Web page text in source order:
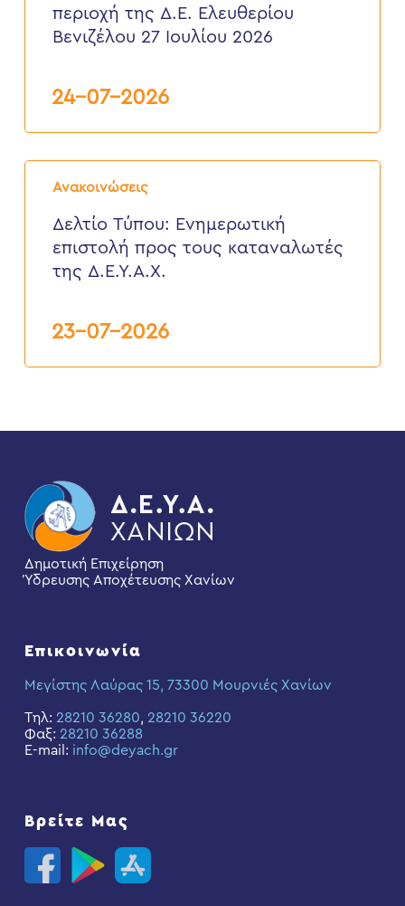
περιοχή
2026
περιοχή της Δ.Ε. Ελευθερίου
Βενιζέλου 27 Ιουλίου 2026
24-07-2026
Ανακοινώσεις
Δελτίο
Τύπου:
επιστολή
προς
τους
καταναλωτές
Δελτίο Τύπου: Eνημερωτική
επιστολή προς τους καταναλωτές
της Δ.Ε.Υ.Α.Χ.
23-07-2026
Δημοτική Επιχείρηση
Ύδρευσης Αποχέτευσης Χανίων
Επικοινωνία
Μεγίστης Λαύρας 15, 73300 Μουρνιές Χανίων
Τηλ: 28210 36280, 28210 36220
Φαξ: 28210 36288
E-mail: info@deyach.gr
Βρείτε Μας